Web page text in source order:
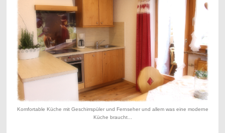
Komfortable Küche mit Geschirrspüler und Fernseher und allem was eine moderne
Küche braucht...